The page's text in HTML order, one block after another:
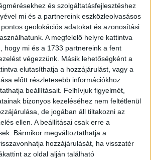
és szolgáltatásfejlesztéshez
mi és a partnereink eszközleolvasásos
geolokációs adatokat és azonosítási
A megfelelő helyre kattintva
hogy mi és a 1733 partnereink a fent
végezzünk. Másik lehetőségként a
elutasíthatja a hozzájárulást, vagy a
előtt részletesebb információkhoz
beállításait. Felhívjuk figyelmét,
bizonyos kezeléséhez nem feltétlenül
de jogában áll tiltakozni az
ellen. A beállításai csak erre a
Bármikor megváltoztathatja a
hozzájárulását, ha visszatér
az oldal alján található
lakás
Társasházi lakás, Családi ház
Társasházi lakás, Családi ház,
Ikerház
Családi ház
ház
lakás